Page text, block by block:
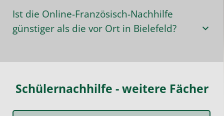
Ist die Online-Französisch-Nachhilfe
günstiger als die vor Ort in Bielefeld?
Schülernachhilfe - weitere Fächer